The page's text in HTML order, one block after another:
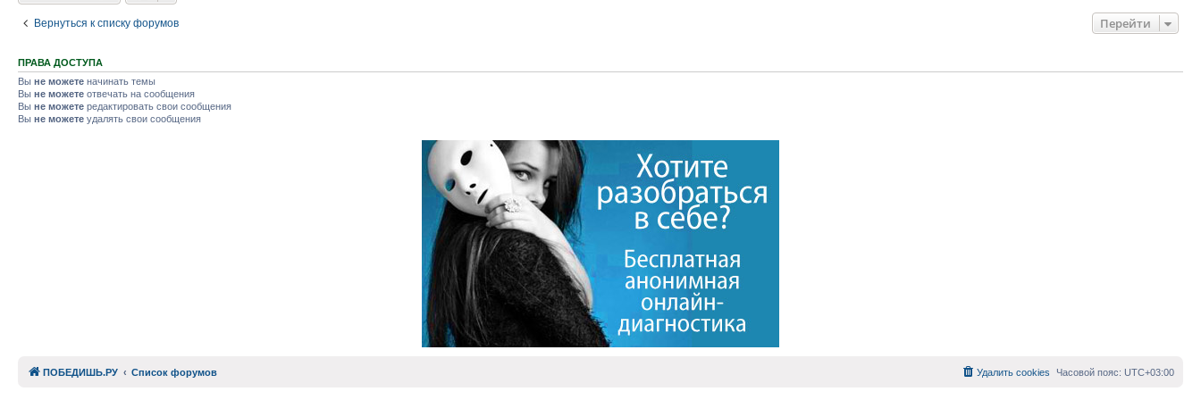
Вернуться к списку форумов Перейти
ПРАВА ДОСТУПА
Вы не можете начинать темы
Вы не можете отвечать на сообщения
Вы не можете редактировать свои сообщения
Вы не можете удалять свои сообщения
ПОБЕДИШЬ.РУ Список форумов Часовой пояс: UTC+03:00
Удалить cookies